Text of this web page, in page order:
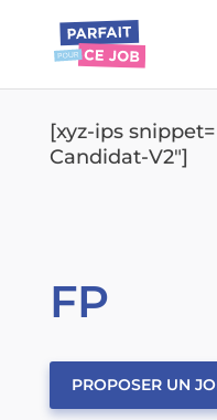
[xyz-ips
Candidat-V2″]
FP
PROPOSER UN